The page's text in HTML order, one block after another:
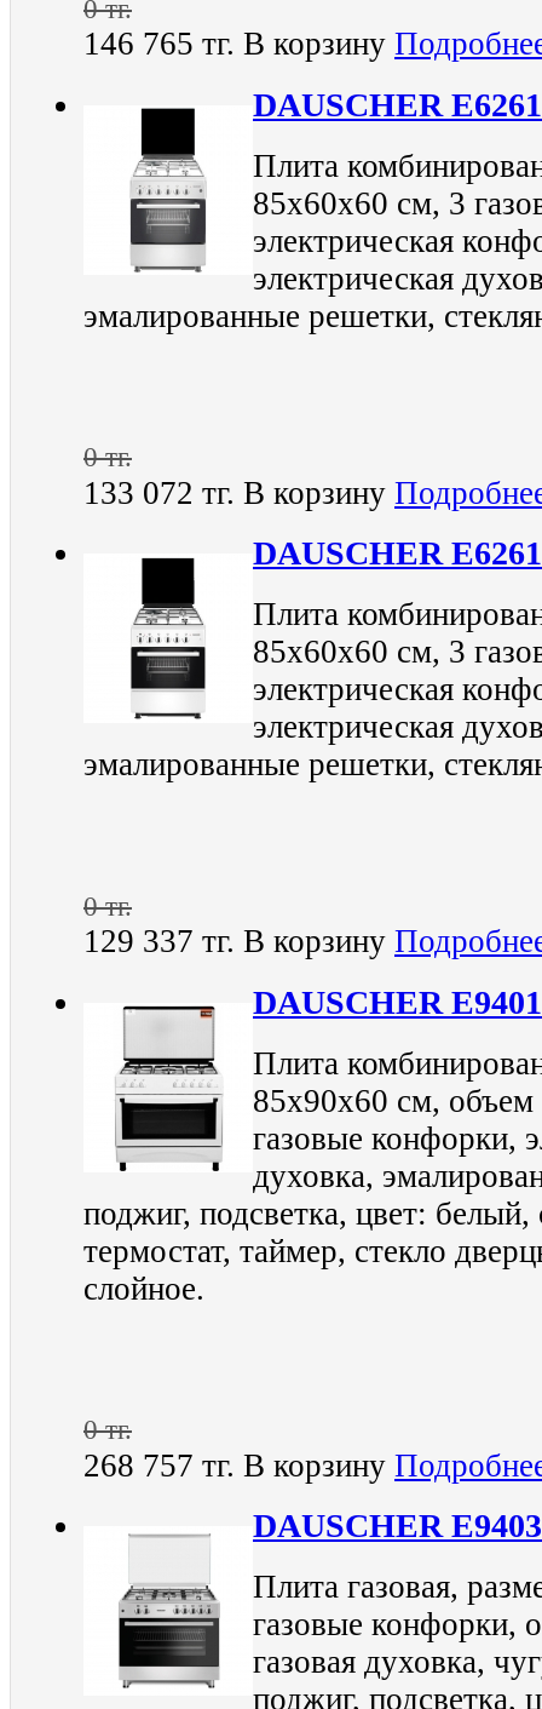
0 тг.
146 765 тг. В корзину
DAUSCHER
Плита
85х60х60 см, 3
электрическая
электрическая
эмалированные решетки,
0 тг.
133 072 тг. В корзину
DAUSCHER
Плита
85х60х60 см, 3
электрическая
электрическая
эмалированные решетки,
0 тг.
129 337 тг. В корзину
DAUSCHER E9401
Плита
85х90х60 см,
газовые конфорки,
духовка,
поджиг, подсветка, цвет:
термостат, таймер, стекло
слойное.
0 тг.
268 757 тг. В корзину
DAUSCHER
Плита газовая,
газовые конфорки,
газовая духовка,
поджиг, подсветка,